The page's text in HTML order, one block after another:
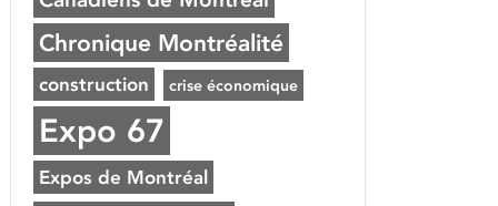
Chronique Montréalité
construction crise économique
Expo 67
Expos de Montréal